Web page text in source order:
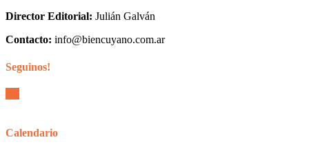
Director Editorial: Julián Galván
Contacto: info@biencuyano.com.ar
Seguinos!
Calendario